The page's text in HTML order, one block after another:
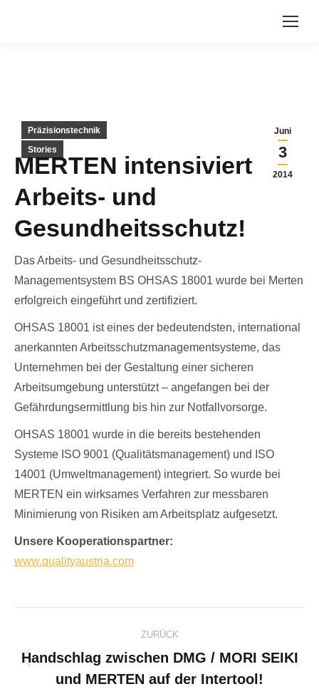
Juni
3
2014
Präzisionstechnik
Stories
MERTEN intensiviert
Arbeits- und
Gesundheitsschutz!
Das Arbeits- und Gesundheitsschutz-
Managementsystem BS OHSAS 18001 wurde bei Merten
erfolgreich eingeführt und zertifiziert.
OHSAS 18001 ist eines der bedeutendsten, international
anerkannten Arbeitsschutzmanagementsysteme, das
Unternehmen bei der Gestaltung einer sicheren
Arbeitsumgebung unterstützt – angefangen bei der
Gefährdungsermittlung bis hin zur Notfallvorsorge.
OHSAS 18001 wurde in die bereits bestehenden
Systeme ISO 9001 (Qualitätsmanagement) und ISO
14001 (Umweltmanagement) integriert. So wurde bei
MERTEN ein wirksames Verfahren zur messbaren
Minimierung von Risiken am Arbeitsplatz aufgesetzt.
Unsere Kooperationspartner:
www.qualityaustria.com
Kommentarnavigation
ZURÜCK
Beitrag:
Handschlag zwischen DMG / MORI SEIKI
und MERTEN auf der Intertool!